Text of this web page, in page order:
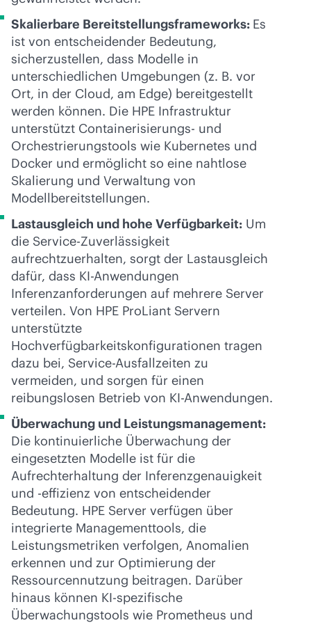
Skalierbare Bereitstellungsframeworks: Es
ist von entscheidender Bedeutung,
sicherzustellen, dass Modelle in
unterschiedlichen Umgebungen (z. B. vor
Ort, in der Cloud, am Edge) bereitgestellt
werden können. Die HPE Infrastruktur
unterstützt Containerisierungs- und
Orchestrierungstools wie Kubernetes und
Docker und ermöglicht so eine nahtlose
Skalierung und Verwaltung von
Modellbereitstellungen.
Lastausgleich und hohe Verfügbarkeit: Um
die Service-Zuverlässigkeit
aufrechtzuerhalten, sorgt der Lastausgleich
dafür, dass KI-Anwendungen
Inferenzanforderungen auf mehrere Server
verteilen. Von HPE ProLiant Servern
unterstützte
Hochverfügbarkeitskonfigurationen tragen
dazu bei, Service-Ausfallzeiten zu
vermeiden, und sorgen für einen
reibungslosen Betrieb von KI-Anwendungen.
Überwachung und Leistungsmanagement:
Die kontinuierliche Überwachung der
eingesetzten Modelle ist für die
Aufrechterhaltung der Inferenzgenauigkeit
und -effizienz von entscheidender
Bedeutung. HPE Server verfügen über
integrierte Managementtools, die
Leistungsmetriken verfolgen, Anomalien
erkennen und zur Optimierung der
Ressourcennutzung beitragen. Darüber
hinaus können KI-spezifische
Überwachungstools wie Prometheus und